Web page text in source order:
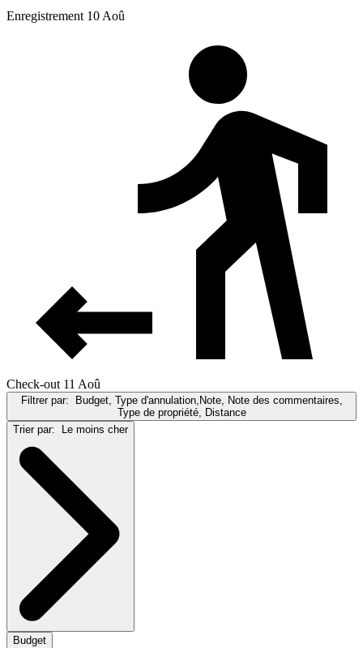
Enregistrement 10 Aoû
Check-out 11 Aoû
Filtrer par: Budget, Type d'annulation,Note, Note des commentaires,
Type de propriété, Distance
Trier par: Le moins cher
Budget